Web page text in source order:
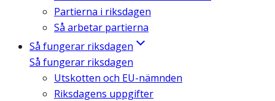
Partierna i riksdagen
Så arbetar partierna
Så fungerar riksdagen
Så fungerar riksdagen
Utskotten och EU-nämnden
Riksdagens uppgifter